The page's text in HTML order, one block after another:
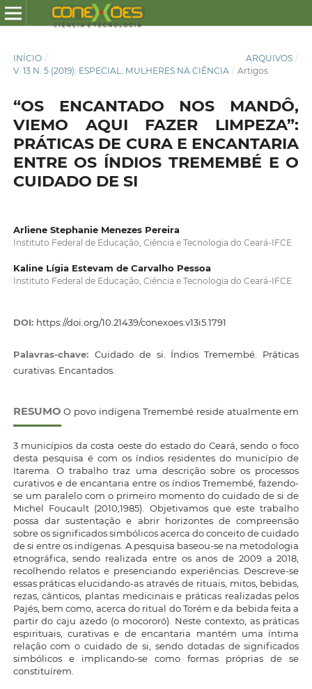
INÍCIO / ARQUIVOS /
V. 13 N. 5 (2019): ESPECIAL: MULHERES NA CIÊNCIA / Artigos
“OS ENCANTADO NOS MANDÔ,
VIEMO AQUI FAZER LIMPEZA”:
PRÁTICAS DE CURA E ENCANTARIA
ENTRE OS ÍNDIOS TREMEMBÉ E O
CUIDADO DE SI
Arliene Stephanie Menezes Pereira
Instituto Federal de Educação, Ciência e Tecnologia do Ceará-IFCE
Kaline Lígia Estevam de Carvalho Pessoa
Instituto Federal de Educação, Ciência e Tecnologia do Ceará-IFCE
DOI: https://doi.org/10.21439/conexoes.v13i5.1791
Palavras-chave: Cuidado de si. Índios Tremembé. Práticas
curativas. Encantados.
RESUMO O povo indígena Tremembé reside atualmente em
3 municípios da costa oeste do estado do Ceará, sendo o foco
desta pesquisa é com os índios residentes do município de
Itarema. O trabalho traz uma descrição sobre os processos
curativos e de encantaria entre os índios Tremembé, fazendo-
se um paralelo com o primeiro momento do cuidado de si de
Michel Foucault (2010;1985). Objetivamos que este trabalho
possa dar sustentação e abrir horizontes de compreensão
sobre os significados simbólicos acerca do conceito de cuidado
de si entre os indígenas. A pesquisa baseou-se na metodologia
etnográfica, sendo realizada entre os anos de 2009 a 2018,
recolhendo relatos e presenciando experiências. Descreve-se
essas práticas elucidando-as através de rituais, mitos, bebidas,
rezas, cânticos, plantas medicinais e práticas realizadas pelos
Pajés, bem como, acerca do ritual do Torém e da bebida feita a
partir do caju azedo (o mocororó). Neste contexto, as práticas
espirituais, curativas e de encantaria mantém uma íntima
relação com o cuidado de si, sendo dotadas de significados
simbólicos e implicando-se como formas próprias de se
constituírem.